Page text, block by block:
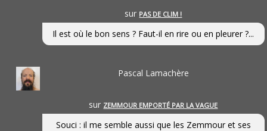
sur PAS DE CLIM !
Il est où le bon sens ? Faut-il en rire ou en pleurer ?...
Pascal Lamachère
sur ZEMMOUR EMPORTÉ PAR LA VAGUE
Souci : il me semble aussi que les Zemmour et ses